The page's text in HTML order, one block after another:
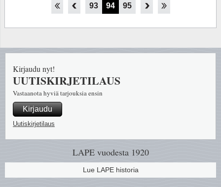
91 92 93 94 95 96 97
LAPE vuodesta 1920
Lue LAPE historia
Kirjaudu nyt!
UUTISKIRJETILAUS
Vastaanota hyviä tarjouksia ensin
Kirjaudu
Uutiskirjetilaus